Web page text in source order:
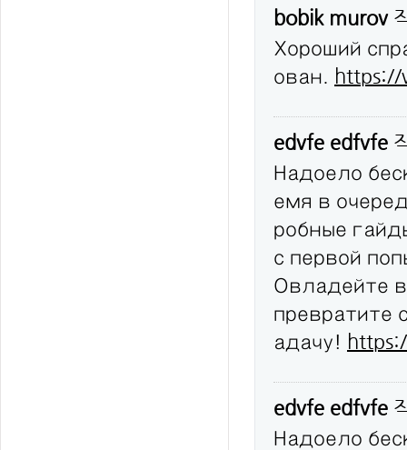
bobik murov
Хороший
ован.
edvfe edfvfe
Надоело
емя в
робные
с первой
Овладейте
превратите
адачу!
edvfe edfvfe
Надоело